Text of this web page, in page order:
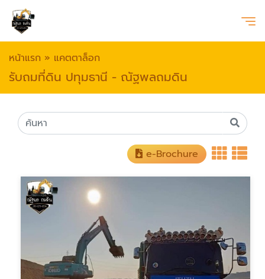
หน้าแรก » แคตตาล็อก
รับถมที่ดิน ปทุมธานี - ณัฐพลถมดิน
e-Brochure